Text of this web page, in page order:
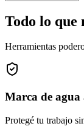
Todo lo que
Herramientas
Marca de agua
Protegé tu trabajo